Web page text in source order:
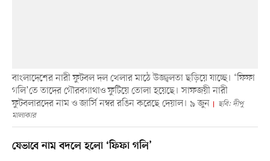
বাংলাদেশের নারী ফুটবল দল খেলার মাঠে উজ্জ্বলতা ছড়িয়ে যাচ্ছে। ‘ফিফা
গলি’তে তাদের গৌরবগাথাও ফুটিয়ে তোলা হয়েছে। সাফজয়ী নারী
ফুটবলারদের নাম ও জার্সি নম্বর রঙিন করেছে দেয়াল। ৯ জুন
ছবি: দীপু
মালাকার
যেভাবে নাম বদলে হলো ‘ফিফা গলি’